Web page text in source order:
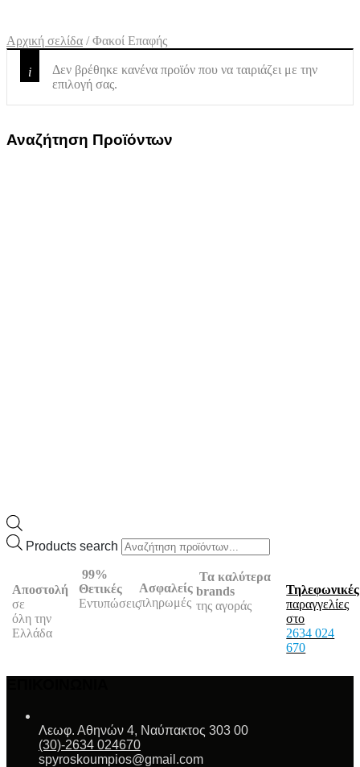
Αρχική σελίδα /Φακοί Επαφής
Δεν βρέθηκε κανένα προϊόν που να ταιριάζει με την
επιλογή σας.
Αναζήτηση Προϊόντων
Products search
Αποστολή
σε
όλη την
Ελλάδα
99%
Θετικές
Εντυπώσεις
Ασφαλείς
πληρωμές
Τα καλύτερα
brands
της αγοράς
Τηλεφωνικές
παραγγελίες
στο
2634 024
670
Λεωφ. Αθηνών 4, Ναύπακτος 303 00
(30)-2634 024670
spyroskoumpios@gmail.com